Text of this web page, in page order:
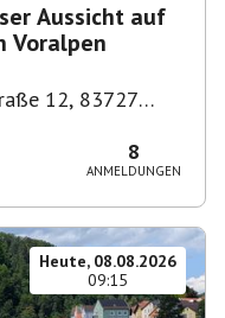
Aussicht auf
Voralpen
12, 83727
8
ANMELDUNGEN
Heute, 08.08.2026
09:15